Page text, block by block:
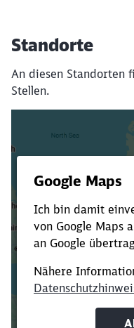
Standorte
An diesen Standorten
Stellen.
Verkürze die
oder